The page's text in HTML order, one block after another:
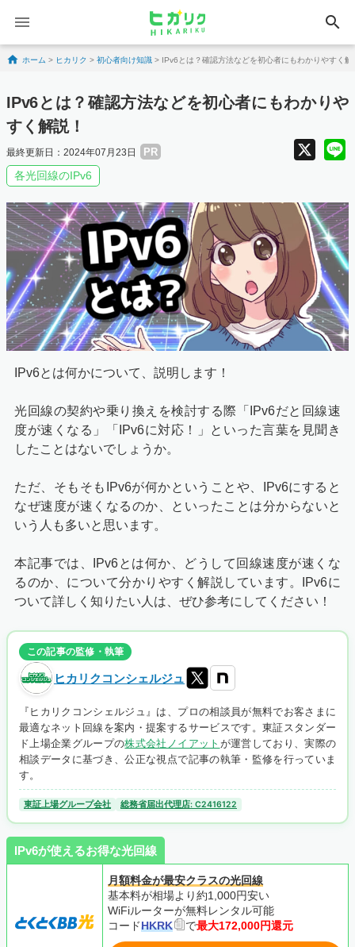
search
Skip to content
ホーム > ヒカリク > 初心者向け知識 > IPv6とは？確認方法などを初心者にもわかりやすく解
IPv6とは？確認方法などを初心者にもわかりや
すく解説！
最終更新日：2024年07月23日 PR X
各光回線のIPv6
IPv6とは何かについて、説明します！
光回線の契約や乗り換えを検討する際「IPv6だと回線速
度が速くなる」「IPv6に対応！」といった言葉を見聞き
したことはないでしょうか。
ただ、そもそもIPv6が何かということや、IPv6にすると
なぜ速度が速くなるのか、といったことは分からないと
いう人も多いと思います。
本記事では、IPv6とは何か、どうして回線速度が速くな
るのか、について分かりやすく解説しています。IPv6に
ついて詳しく知りたい人は、ぜひ参考にしてください！
この記事の監修・執筆
ヒカリクコンシェルジュ
『ヒカリクコンシェルジュ』は、プロの相談員が無料でお客さまに
最適なネット回線を案内・提案するサービスです。東証スタンダー
ド上場企業グループの株式会社ノイアット が運営しており、実際の
相談データに基づき、公正な視点で記事の執筆・監修を行っていま
す。
東証上場グループ会社 総務省届出代理店: C2416122
IPv6が使えるお得な光回線
月額料金が最安クラスの光回線
基本料が相場より約1,000円安い
WiFiルーターが無料レンタル可能
コードHKRK で最大172,000円還元